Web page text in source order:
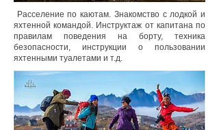
Расселение по каютам. Знакомство с лодкой и
яхтенной командой. Инструктаж от капитана по
правилам поведения на борту, техника
безопасности, инструкции о пользовании
яхтенными туалетами и т.д.